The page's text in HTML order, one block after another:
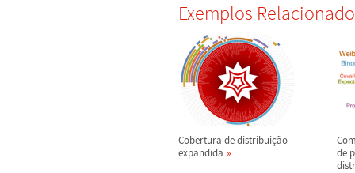
Exemplos
Cobertura de distribuição
expandida
de